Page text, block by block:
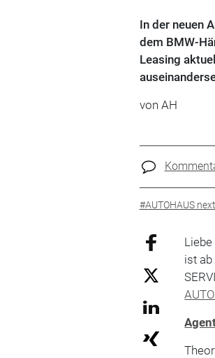
In der neuen
dem BMW-
Leasing
von AH
#AUTOHAUS next
ist